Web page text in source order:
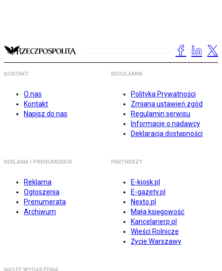
KONTAKT
O nas
Kontakt
Napisz do nas
REGULAMIN
Polityka Prywatności
Zmiana ustawień zgód
Regulamin serwisu
Informacje o nadawcy
Deklaracja dostępności
REKLAMA I PRENUMERATA
Reklama
Ogłoszenia
Prenumerata
Archiwum
PARTNERZY
E-kiosk.pl
E-gazety.pl
Nexto.pl
Mała księgowość
Kancelarierp.pl
Wieści Rolnicze
Życie Warszawy